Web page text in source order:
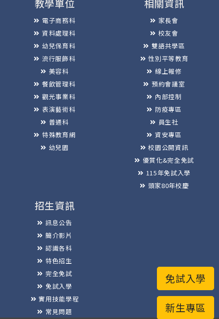
新生專區
免試入學
教學單位
電子商務科
資料處理科
幼兒保育科
流行服飾科
美容科
餐飲管理科
觀光事業科
表演藝術科
普通科
特殊教育網
幼兒園
相關資訊
家長會
校友會
雙語共學區
性別平等教育
線上報修
預約會議室
內部控制
防疫專區
員生社
資安專區
校園公開資訊
優質化&完全免試
115年免試入學
頭家80年校慶
招生資訊
訊息公告
簡介影片
認識各科
特色招生
完全免試
免試入學
實用技能學程
常見問題